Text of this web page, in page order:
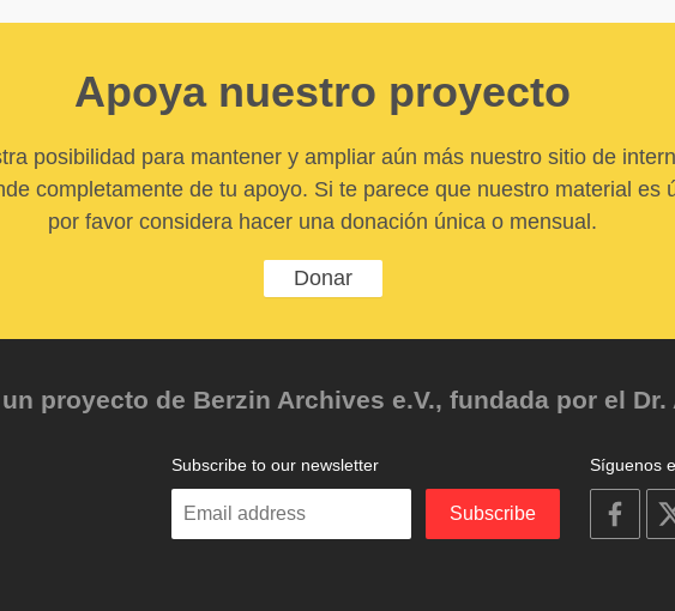
Apoya nuestro proyecto
posibilidad para mantener y ampliar aún más nuestro sitio de
completamente de tu apoyo. Si te parece que nuestro material es
por favor considera hacer una donación única o mensual.
Donar
proyecto de Berzin Archives e.V., fundada por el Dr.
Síguenos
on
Subscribe to our newsletter
Enter
Subscribe